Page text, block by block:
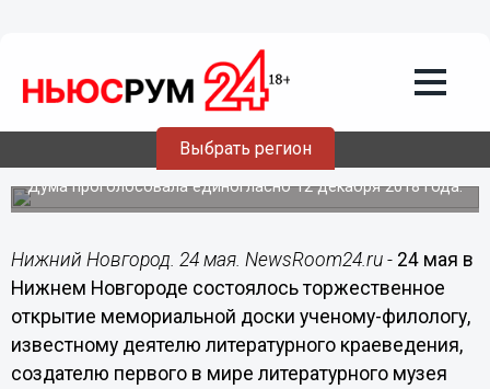
Выбрать регион
Мемориальная доска Александру
Свободову открылась в Нижнем
За увековечение памяти краеведу и создателю первого
в мире литературного музея им. Горького городская
Дума проголосовала единогласно 12 декабря 2018 года.
Нижний Новгород. 24 мая. NewsRoom24.ru - 24 мая в
Нижнем Новгороде состоялось торжественное
открытие мемориальной доски ученому-филологу,
известному деятелю литературного краеведения,
создателю первого в мире литературного музея